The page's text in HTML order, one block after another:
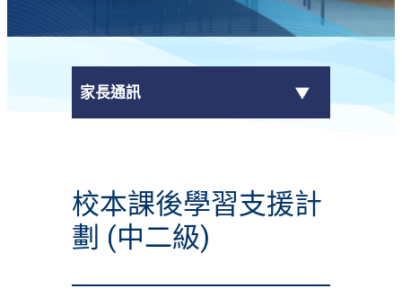
家長通訊
學校通告
校本課後學習支援計
劃 (中二級)